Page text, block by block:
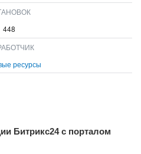
448
ресурсы
Битрикс24 с порталом